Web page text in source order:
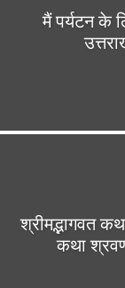
मैं पर्यटन के
श्रीमद्भागवत
कथा